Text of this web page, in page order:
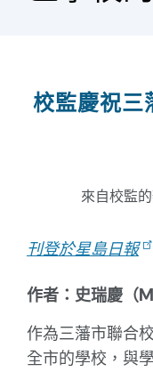
校監慶祝三
來自校監
刊登於星島日報
作者：史瑞慶（
作為三藩市聯合
全市的學校，與